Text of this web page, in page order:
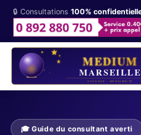
🔒 Consultations 100%
🎓 Guide du consultant averti